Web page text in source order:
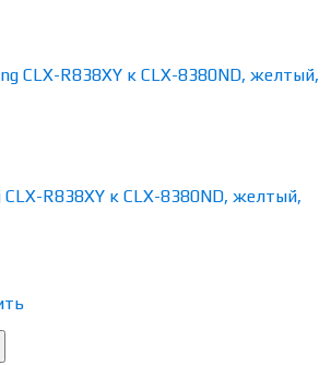
CLX-R838XY к CLX-8380ND, желтый,